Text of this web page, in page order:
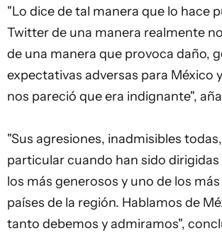
"Lo dice de tal manera que lo hace
Twitter de una manera realmente
de una manera que provoca daño,
expectativas adversas para México
nos pareció que era indignante",
"Sus agresiones, inadmisibles
particular cuando han sido
los más generosos y uno de los
países de la región. Hablamos de
tanto debemos y admiramos",